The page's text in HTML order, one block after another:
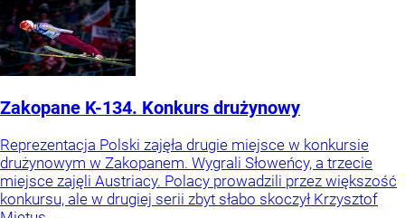
Zakopane K-134. Konkurs drużynowy
Reprezentacja Polski zajęła drugie miejsce w konkursie
drużynowym w Zakopanem. Wygrali Słoweńcy, a trzecie
miejsce zajęli Austriacy. Polacy prowadzili przez większość
konkursu, ale w drugiej serii zbyt słabo skoczył Krzysztof